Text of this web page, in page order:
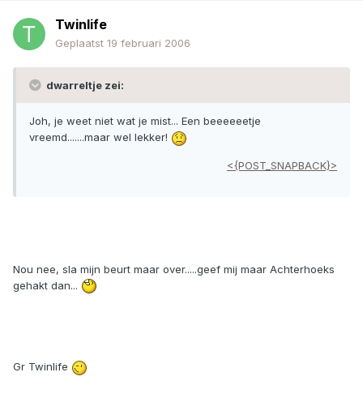
Twinlife
Geplaatst 19 februari 2006
dwarreltje zei:
Joh, je weet niet wat je mist... Een beeeeeetje
vreemd.......maar wel lekker!
<{POST_SNAPBACK}>
Nou nee, sla mijn beurt maar over.....geef mij maar Achterhoeks
gehakt dan...
Gr Twinlife